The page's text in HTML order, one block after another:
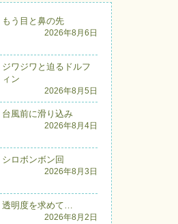
もう目と鼻の先
2026年8月6日
ジワジワと迫るドルフ
ィン
2026年8月5日
台風前に滑り込み
2026年8月4日
シロボンボン回
2026年8月3日
透明度を求めて…
2026年8月2日